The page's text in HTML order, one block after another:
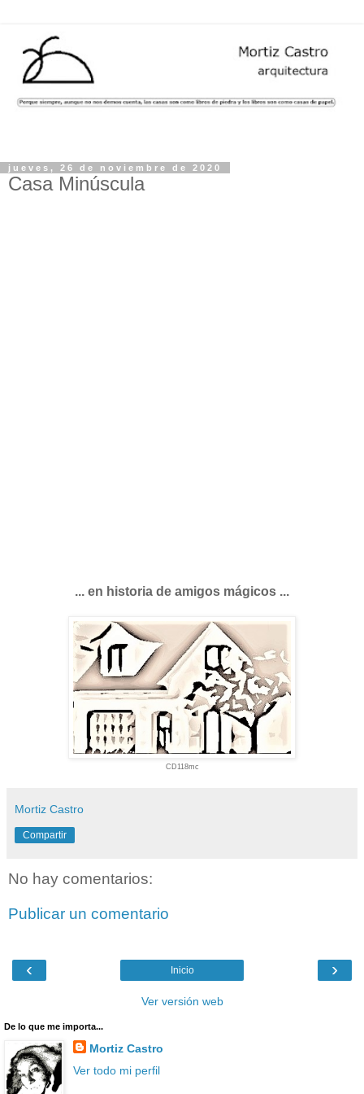
jueves, 26 de noviembre de 2020
Casa Minúscula
... en historia de amigos mágicos ...
CD118mc
Mortiz Castro
Compartir
No hay comentarios:
Publicar un comentario
‹ ›
Inicio
Ver versión web
De lo que me importa...
Mortiz Castro
Ver todo mi perfil